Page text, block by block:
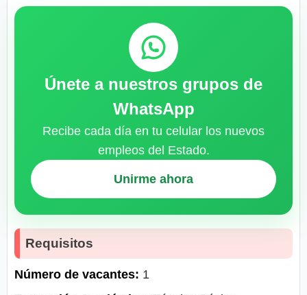
Únete a nuestros grupos de
WhatsApp
Recibe cada día en tu celular los nuevos
empleos del Estado.
Unirme ahora
Requisitos
Número de vacantes: 1